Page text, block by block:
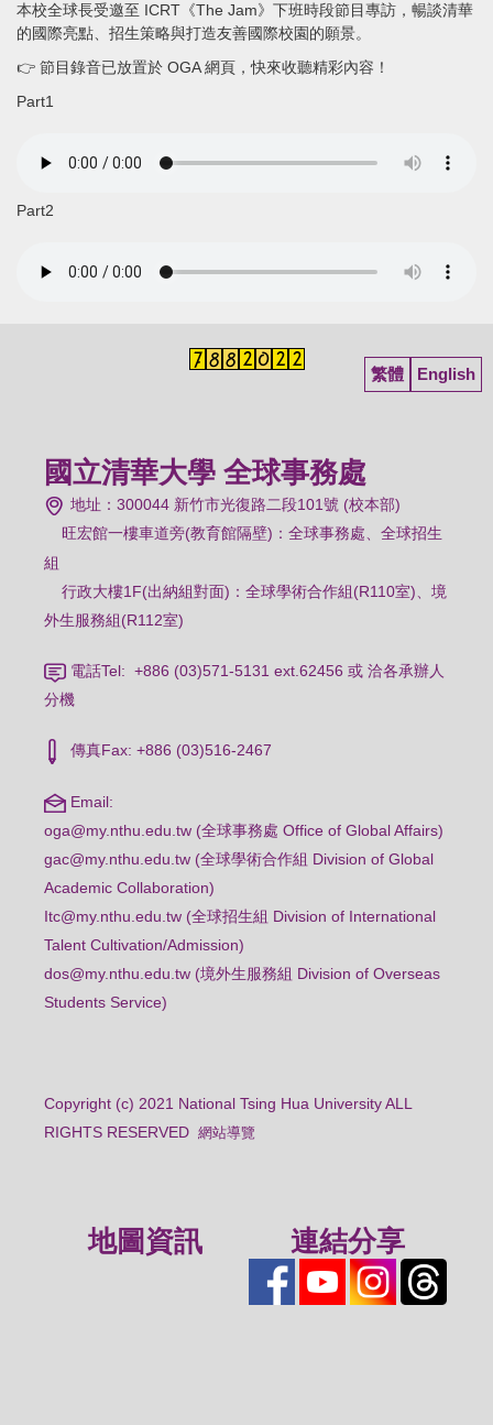
本校全球長受邀至 ICRT《The Jam》下班時段節目專訪，暢談清華
的國際亮點、招生策略與打造友善國際校園的願景。
👉 節目錄音已放置於 OGA 網頁，快來收聽精彩內容！
Part1
Part2
繁體 English
國立清華大學 全球事務處
地址：300044 新竹市光復路二段101號 (校本部)
旺宏館一樓車道旁(教育館隔壁)：全球事務處、全球招生
組
行政大樓1F(出納組對面)：全球學術合作組(R110室)、境
外生服務組(R112室)
電話Tel: +886 (03)571-5131 ext.62456 或 洽各承辦人
分機
傳真Fax: +886 (03)516-2467
Email:
oga@my.nthu.edu.tw (全球事務處 Office of Global Affairs)
gac@my.nthu.edu.tw (全球學術合作組 Division of Global
Academic Collaboration)
Itc@my.nthu.edu.tw (全球招生組 Division of International
Talent Cultivation/Admission)
dos@my.nthu.edu.tw (境外生服務組 Division of Overseas
Students Service)
Copyright (c) 2021 National Tsing Hua University ALL
RIGHTS RESERVED網站導覽
地圖資訊 連結分享